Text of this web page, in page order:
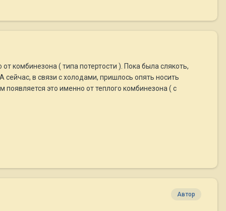
комбинезона ( типа потертости ). Пока была слякоть,
в связи с холодами, пришлось опять носить
это именно от теплого комбинезона ( с
Автор